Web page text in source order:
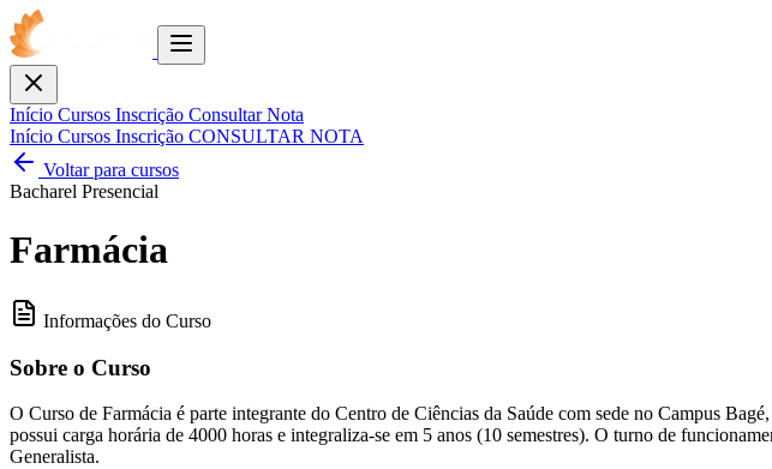
Toggle
Fechar
Início Cursos Inscrição Consultar Nota
Início Cursos Inscrição CONSULTAR NOTA
Voltar para cursos
Bacharel Presencial
Farmácia
Informações do Curso
Sobre o Curso
O Curso de Farmácia é parte integrante do Centro de Ciências da Saúde com sede no Campus
possui carga horária de 4000 horas e integraliza-se em 5 anos (10 semestres). O turno de
Generalista.